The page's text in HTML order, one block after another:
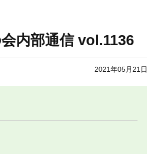
内部通信 vol.1136
2021年05月21日